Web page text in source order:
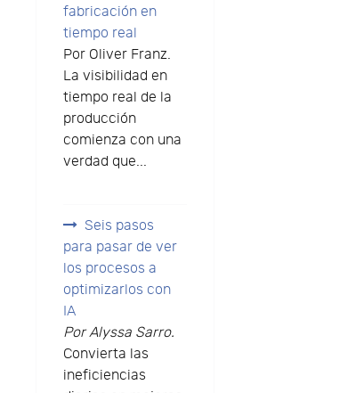
fabricación en
tiempo real
Por Oliver Franz.
La visibilidad en
tiempo real de la
producción
comienza con una
verdad que...
Seis pasos
para pasar de ver
los procesos a
optimizarlos con
IA
Por Alyssa Sarro.
Convierta las
ineficiencias